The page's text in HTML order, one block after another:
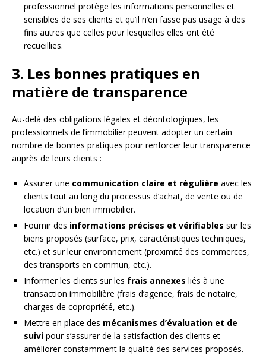
professionnel protège les informations personnelles et
sensibles de ses clients et qu’il n’en fasse pas usage à des
fins autres que celles pour lesquelles elles ont été
recueillies.
3. Les bonnes pratiques en
matière de transparence
Au-delà des obligations légales et déontologiques, les
professionnels de l’immobilier peuvent adopter un certain
nombre de bonnes pratiques pour renforcer leur transparence
auprès de leurs clients :
Assurer une communication claire et régulière avec les
clients tout au long du processus d’achat, de vente ou de
location d’un bien immobilier.
Fournir des informations précises et vérifiables sur les
biens proposés (surface, prix, caractéristiques techniques,
etc.) et sur leur environnement (proximité des commerces,
des transports en commun, etc.).
Informer les clients sur les frais annexes liés à une
transaction immobilière (frais d’agence, frais de notaire,
charges de copropriété, etc.).
Mettre en place des mécanismes d’évaluation et de
suivi pour s’assurer de la satisfaction des clients et
améliorer constamment la qualité des services proposés.